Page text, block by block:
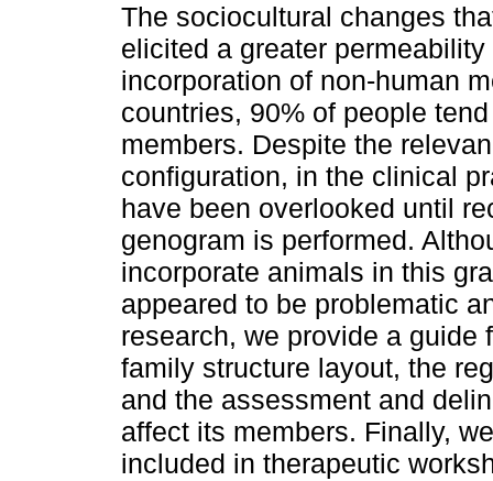
The sociocultural changes
elicited a greater
incorporation of non-human
countries, 90% of people
members. Despite the
configuration, in the clinical
have been overlooked until
genogram is performed.
incorporate animals in this
appeared to be problematic
research, we provide a
family structure layout, the
and the assessment and
affect its members. Finally,
included in therapeutic